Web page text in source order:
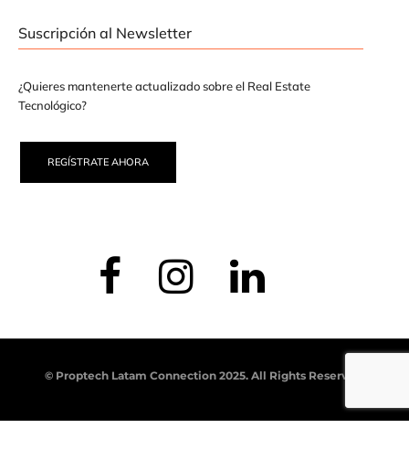
Suscripción al Newsletter
¿Quieres mantenerte actualizado sobre el Real Estate
Tecnológico?
REGÍSTRATE AHORA
© Proptech Latam Connection 2025. All Rights Reserved.